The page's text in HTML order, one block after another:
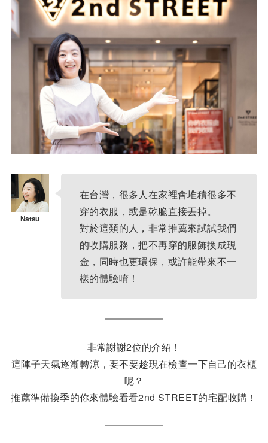
在台灣，很多人在家裡會堆積很多不
穿的衣服，或是乾脆直接丟掉。
對於這類的人，非常推薦來試試我們
的收購服務，把不再穿的服飾換成現
金，同時也更環保，或許能帶來不一
樣的體驗唷！
非常謝謝2位的介紹！
這陣子天氣逐漸轉涼，要不要趁現在檢查一下自己的衣櫃
呢？
推薦準備換季的你來體驗看看2nd STREET的宅配收購！